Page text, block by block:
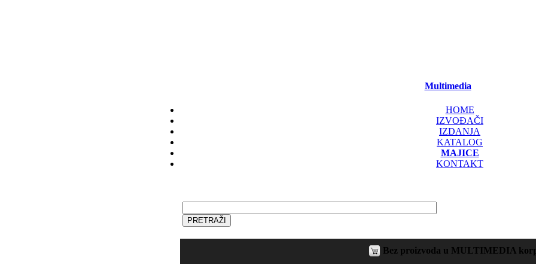
Multimedia
HOME
IZVOĐAČI
IZDANJA
KATALOG
MAJICE
KONTAKT
Bez proizvoda u MULTIMEDIA